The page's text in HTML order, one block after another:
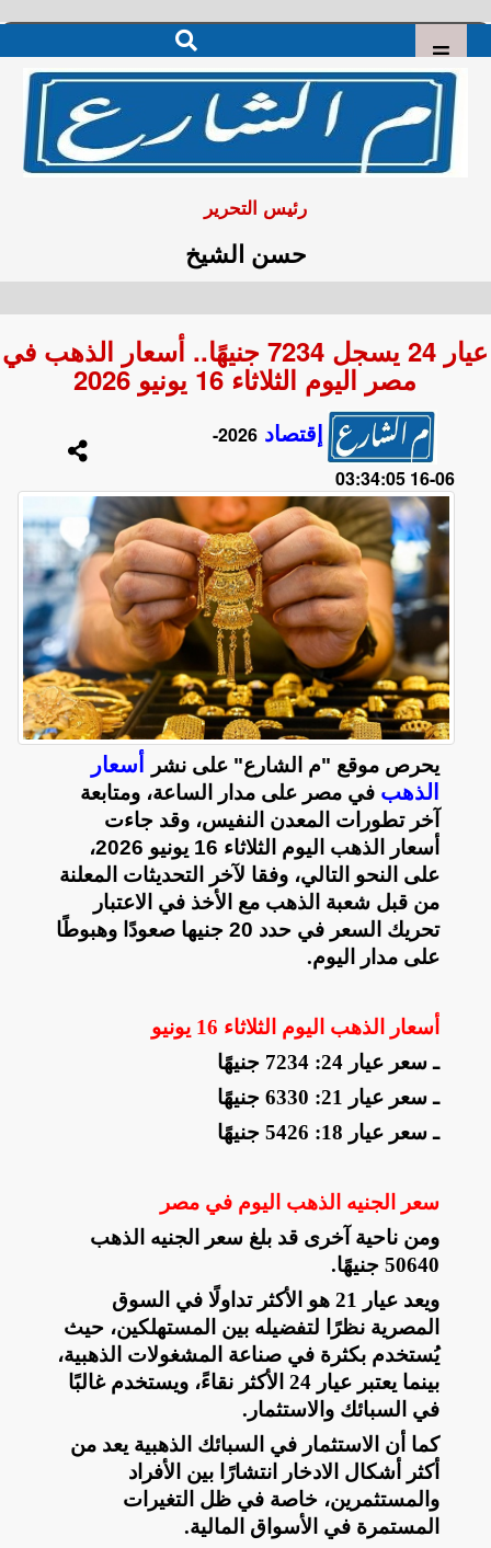
رئيس التحرير
حسن الشيخ
عيار 24 يسجل 7234 جنيهًا.. أسعار الذهب في
مصر اليوم الثلاثاء 16 يونيو 2026
إقتصاد
2026-
06-16 03:34:05
يحرص موقع "م الشارع" على نشر
أسعار
الذهب في مصر على مدار الساعة، ومتابعة
آخر تطورات المعدن النفيس، وقد جاءت
أسعار الذهب اليوم الثلاثاء 16 يونيو 2026،
على النحو التالي، وفقا لآخر التحديثات المعلنة
من قبل شعبة الذهب مع الأخذ في الاعتبار
تحريك السعر في حدد 20 جنيها صعودًا وهبوطًا
على مدار اليوم.
أسعار الذهب اليوم الثلاثاء 16 يونيو
ـ سعر عيار 24: 7234 جنيهًا
ـ سعر عيار 21: 6330 جنيهًا
ـ سعر عيار 18: 5426 جنيهًا
سعر الجنيه الذهب اليوم في مصر
ومن ناحية آخرى قد بلغ سعر الجنيه الذهب
50640 جنيهًا
.
ويعد عيار 21 هو الأكثر تداولًا في السوق
المصرية نظرًا لتفضيله بين المستهلكين، حيث
يُستخدم بكثرة في صناعة المشغولات الذهبية،
بينما يعتبر عيار 24 الأكثر نقاءً، ويستخدم غالبًا
في السبائك والاستثمار .
كما أن الاستثمار في السبائك الذهبية يعد من
أكثر أشكال الادخار انتشارًا بين الأفراد
والمستثمرين، خاصة في ظل التغيرات
المستمرة في الأسواق المالية.